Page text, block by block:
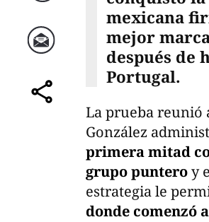
Twitter
Correo
comparte
mexicana
mejor
después de
Portugal.
La prueba reunió
González
primera mitad
grupo punteroy
estrategia le
donde comenzó